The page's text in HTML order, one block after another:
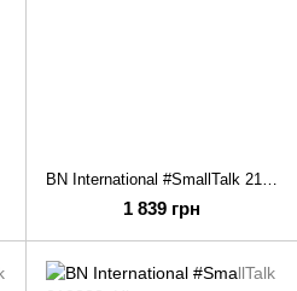
1 839 грн